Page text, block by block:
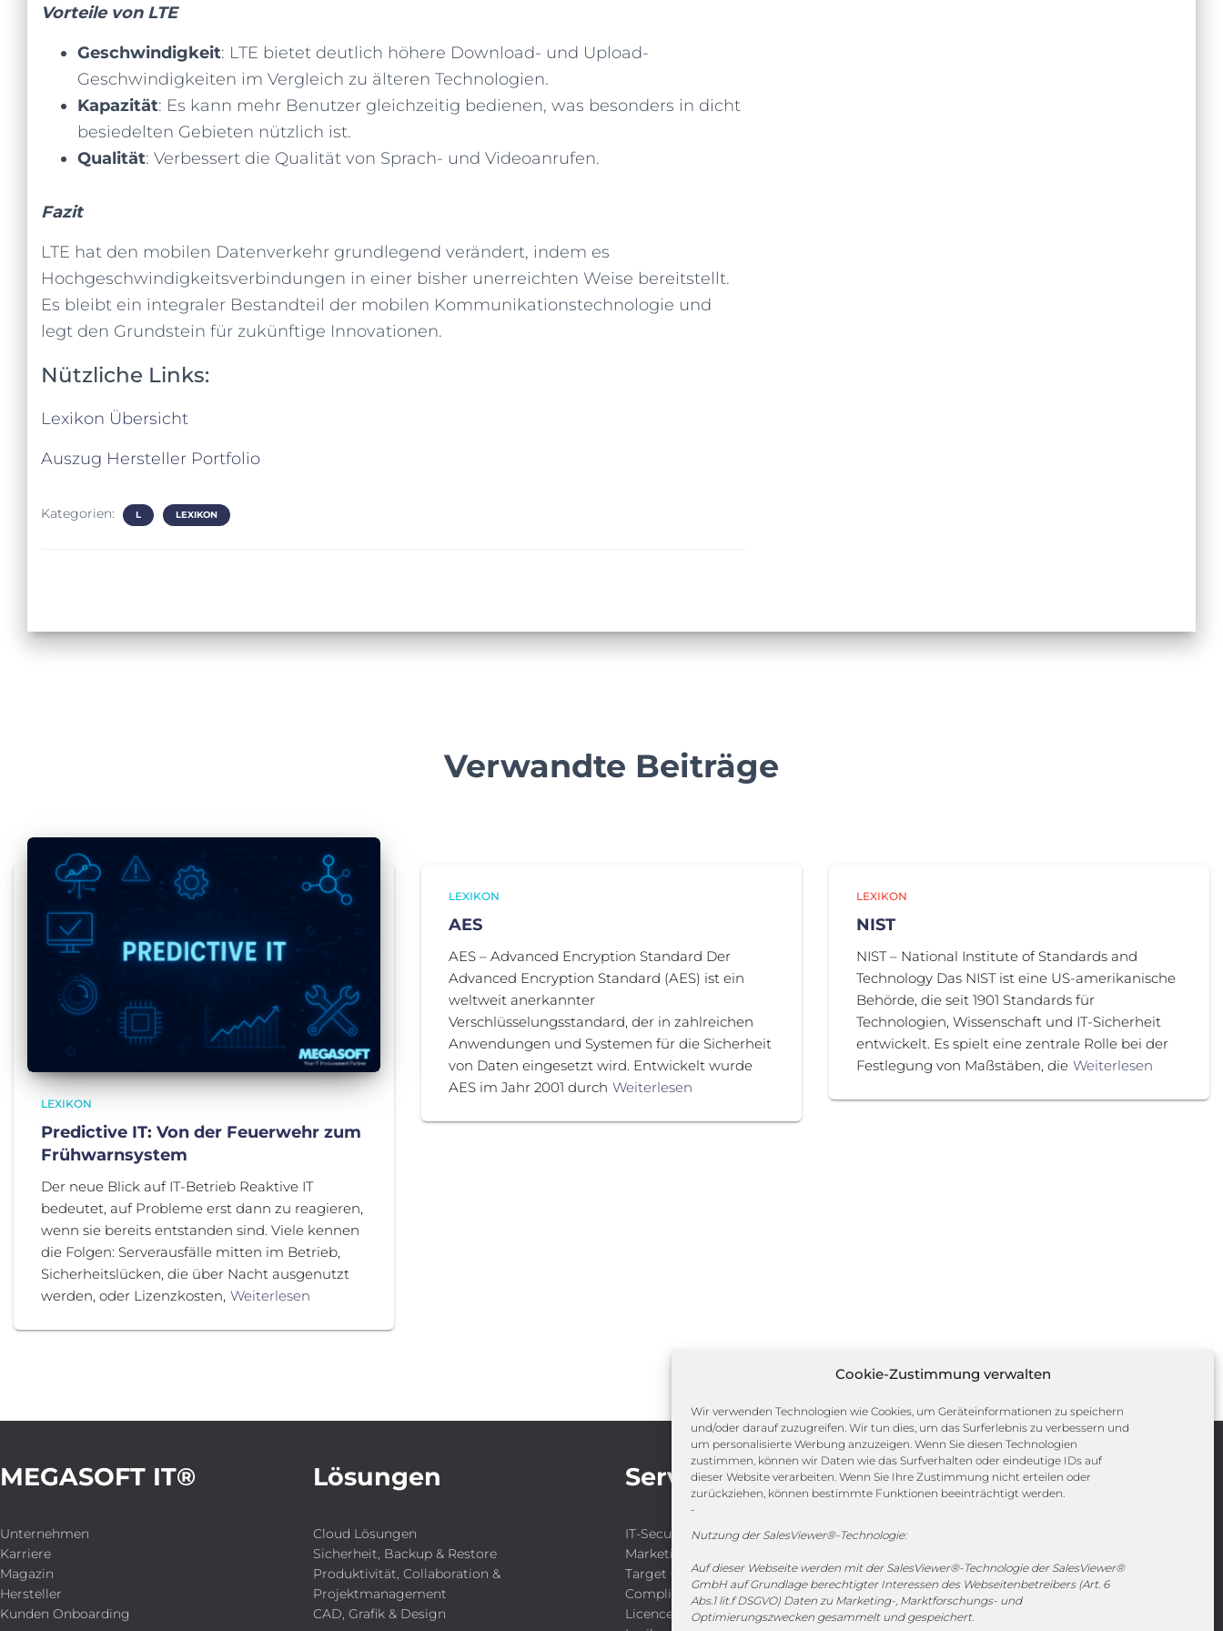
Cookie-Zustimmung verwalten
Wir verwenden Technologien wie Cookies, um Geräteinformationen zu speichern
und/oder darauf zuzugreifen. Wir tun dies, um das Surferlebnis zu verbessern und
um personalisierte Werbung anzuzeigen. Wenn Sie diesen Technologien
zustimmen, können wir Daten wie das Surfverhalten oder eindeutige IDs auf
dieser Website verarbeiten. Wenn Sie Ihre Zustimmung nicht erteilen oder
zurückziehen, können bestimmte Funktionen beeinträchtigt werden.
-
Nutzung der SalesViewer®-Technologie:
Auf dieser Webseite werden mit der SalesViewer®-Technologie der SalesViewer®
GmbH auf Grundlage berechtigter Interessen des Webseitenbetreibers (Art. 6
Abs.1 lit.f DSGVO) Daten zu Marketing-, Marktforschungs- und
Optimierungszwecken gesammelt und gespeichert.
Vorteile von LTE
Geschwindigkeit: LTE bietet deutlich höhere Download- und Upload-
Geschwindigkeiten im Vergleich zu älteren Technologien.
Kapazität: Es kann mehr Benutzer gleichzeitig bedienen, was besonders in dicht
besiedelten Gebieten nützlich ist.
Qualität: Verbessert die Qualität von Sprach- und Videoanrufen.
Fazit
LTE hat den mobilen Datenverkehr grundlegend verändert, indem es
Hochgeschwindigkeitsverbindungen in einer bisher unerreichten Weise bereitstellt.
Es bleibt ein integraler Bestandteil der mobilen Kommunikationstechnologie und
legt den Grundstein für zukünftige Innovationen.
Nützliche Links:
Lexikon Übersicht
Auszug Hersteller Portfolio
Kategorien: L LEXIKON
Verwandte Beiträge
LEXIKON
Predictive IT: Von der Feuerwehr zum
Frühwarnsystem
Der neue Blick auf IT-Betrieb Reaktive IT
bedeutet, auf Probleme erst dann zu reagieren,
wenn sie bereits entstanden sind. Viele kennen
die Folgen: Serverausfälle mitten im Betrieb,
Sicherheitslücken, die über Nacht ausgenutzt
werden, oder Lizenzkosten, Weiterlesen
LEXIKON
AES
AES – Advanced Encryption Standard Der
Advanced Encryption Standard (AES) ist ein
weltweit anerkannter
Verschlüsselungsstandard, der in zahlreichen
Anwendungen und Systemen für die Sicherheit
von Daten eingesetzt wird. Entwickelt wurde
AES im Jahr 2001 durch Weiterlesen
LEXIKON
NIST
NIST – National Institute of Standards and
Technology Das NIST ist eine US-amerikanische
Behörde, die seit 1901 Standards für
Technologien, Wissenschaft und IT-Sicherheit
entwickelt. Es spielt eine zentrale Rolle bei der
Festlegung von Maßstäben, die Weiterlesen
MEGASOFT IT®
Unternehmen
Karriere
Magazin
Hersteller
Kunden Onboarding
Lösungen
Cloud Lösungen
Sicherheit, Backup & Restore
Produktivität, Collaboration &
Projektmanagement
CAD, Grafik & Design
Service
IT-Security-Solutions
Marketing
Target Group Fitting
Compliance Guard
Licence Manager
Channels
Mo. - Do. 08:00 - 17:00 Uhr
Fr. 08:00 - 15:00 Uhr